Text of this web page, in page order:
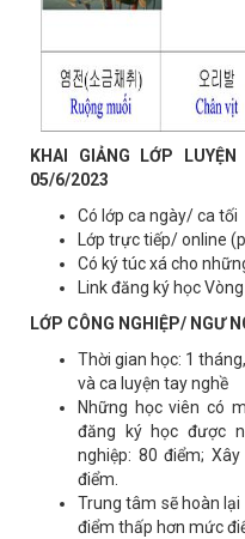
KHAI GIẢNG LỚP
05/6/2023
Có lớp ca ngày/ ca tối
Lớp trực tiếp/ online
Có ký túc xá cho
Link đăng ký học Vòng
LỚP CÔNG NGHIỆP/ NGƯ
Thời gian học: 1
và ca luyện tay nghề
Những học viên có
đăng ký học được
nghiệp: 80 điểm;
điểm.
Trung tâm sẽ hoàn
điểm thấp hơn mức